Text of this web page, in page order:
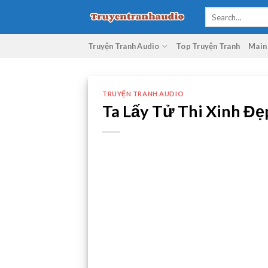
content
Truyện Tranh Audio Top Truyện Tranh
TRUYỆN TRANH AUDIO
Ta Lấy Tử Thi Xinh